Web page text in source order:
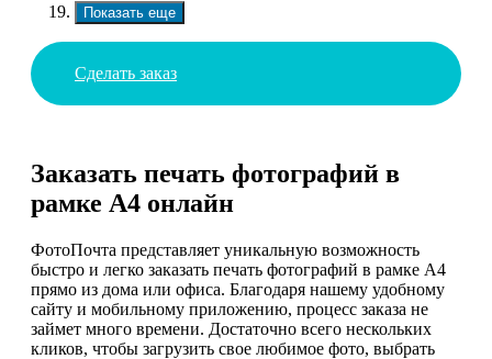
Показать еще
Сделать заказ
Заказать печать фотографий в
рамке А4 онлайн
ФотоПочта представляет уникальную возможность
быстро и легко заказать печать фотографий в рамке А4
прямо из дома или офиса. Благодаря нашему удобному
сайту и мобильному приложению, процесс заказа не
займет много времени. Достаточно всего нескольких
кликов, чтобы загрузить свое любимое фото, выбрать